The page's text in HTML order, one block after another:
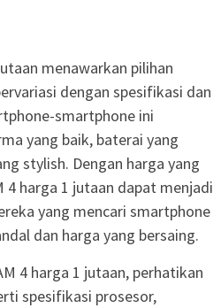
menawarkan pilihan
dengan spesifikasi dan
smartphone ini
yang baik, baterai yang
stylish. Dengan harga yang
4 harga 1 jutaan dapat menjadi
yang mencari smartphone
dan harga yang bersaing.
4 harga 1 jutaan, perhatikan
spesifikasi prosesor,